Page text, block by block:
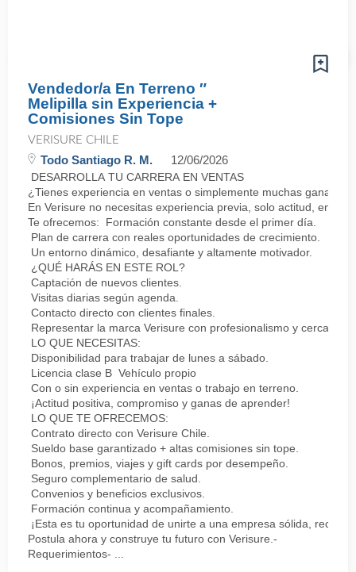
Vendedor/a En Terreno ″
Melipilla sin Experiencia +
Comisiones Sin Tope
VERISURE CHILE
Todo Santiago R. M. 12/06/2026
DESARROLLA TU CARRERA EN VENTAS
¿Tienes experiencia en ventas o simplemente muchas ganas
En Verisure no necesitas experiencia previa, solo actitud,
Te ofrecemos: Formación constante desde el primer día.
Plan de carrera con reales oportunidades de crecimiento.
Un entorno dinámico, desafiante y altamente motivador.
¿QUÉ HARÁS EN ESTE ROL?
Captación de nuevos clientes.
Visitas diarias según agenda.
Contacto directo con clientes finales.
Representar la marca Verisure con profesionalismo y cercanía.
LO QUE NECESITAS:
Disponibilidad para trabajar de lunes a sábado.
Licencia clase B Vehículo propio
Con o sin experiencia en ventas o trabajo en terreno.
¡Actitud positiva, compromiso y ganas de aprender!
LO QUE TE OFRECEMOS:
Contrato directo con Verisure Chile.
Sueldo base garantizado + altas comisiones sin tope.
Bonos, premios, viajes y gift cards por desempeño.
Seguro complementario de salud.
Convenios y beneficios exclusivos.
Formación continua y acompañamiento.
¡Esta es tu oportunidad de unirte a una empresa sólida,
Postula ahora y construye tu futuro con Verisure.-
Requerimientos- ...